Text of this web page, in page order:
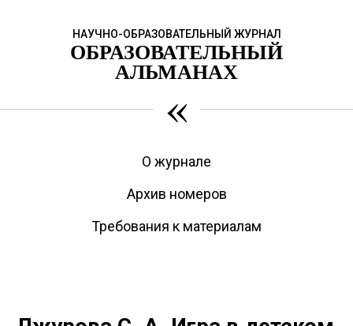
НАУЧНО-ОБРАЗОВАТЕЛЬНЫЙ ЖУРНАЛ
ОБРАЗОВАТЕЛЬНЫЙ
АЛЬМАНАХ
«
О журнале
Архив номеров
Требования к материалам